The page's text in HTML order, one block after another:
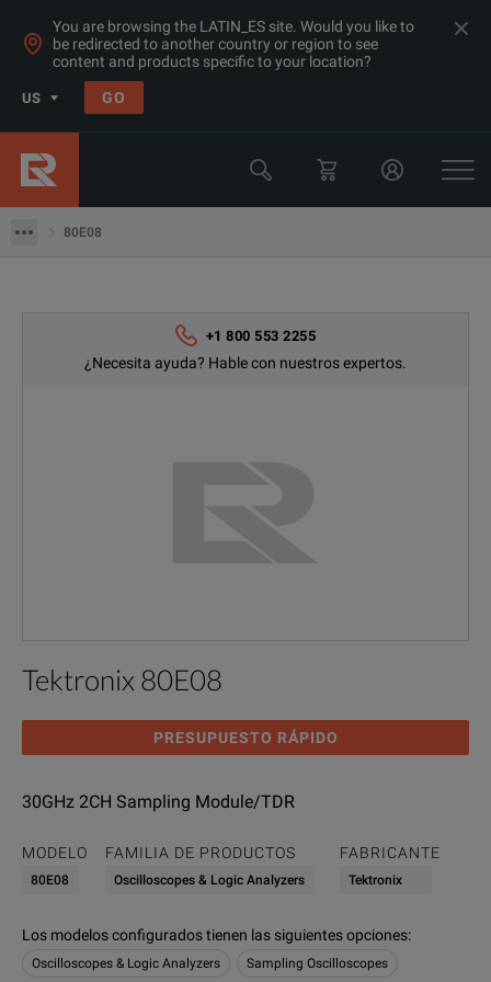
You are browsing the LATIN_ES site. Would you like to
be redirected to another country or region to see
content and products specific to your location?
US GO
80E08
Products
Osciloscopios y analizadores lógicos
Muestreo de Osciloscopios
Tektronix
+1 800 553 2255
¿Necesita ayuda? Hable con nuestros expertos.
Tektronix 80E08
PRESUPUESTO RÁPIDO
30GHz 2CH Sampling Module/TDR
MODELO
80E08
FAMILIA DE PRODUCTOS
Oscilloscopes & Logic Analyzers
FABRICANTE
Tektronix
Los modelos configurados tienen las siguientes opciones:
Oscilloscopes & Logic Analyzers Sampling Oscilloscopes